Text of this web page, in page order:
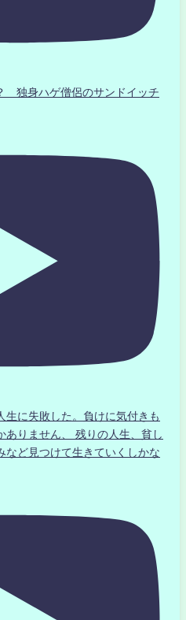
独身ハゲ僧侶のサンドイッチ
生に失敗した。負けに気付きも
りません、 残りの人生、貧し
など見つけて生きていくしかな